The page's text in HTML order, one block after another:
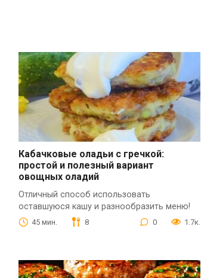
Кабачковые оладьи с гречкой:
простой и полезный вариант
овощных оладий
Отличный способ использовать
оставшуюся кашу и разнообразить меню!
45 мин. 8 0 1.7к.